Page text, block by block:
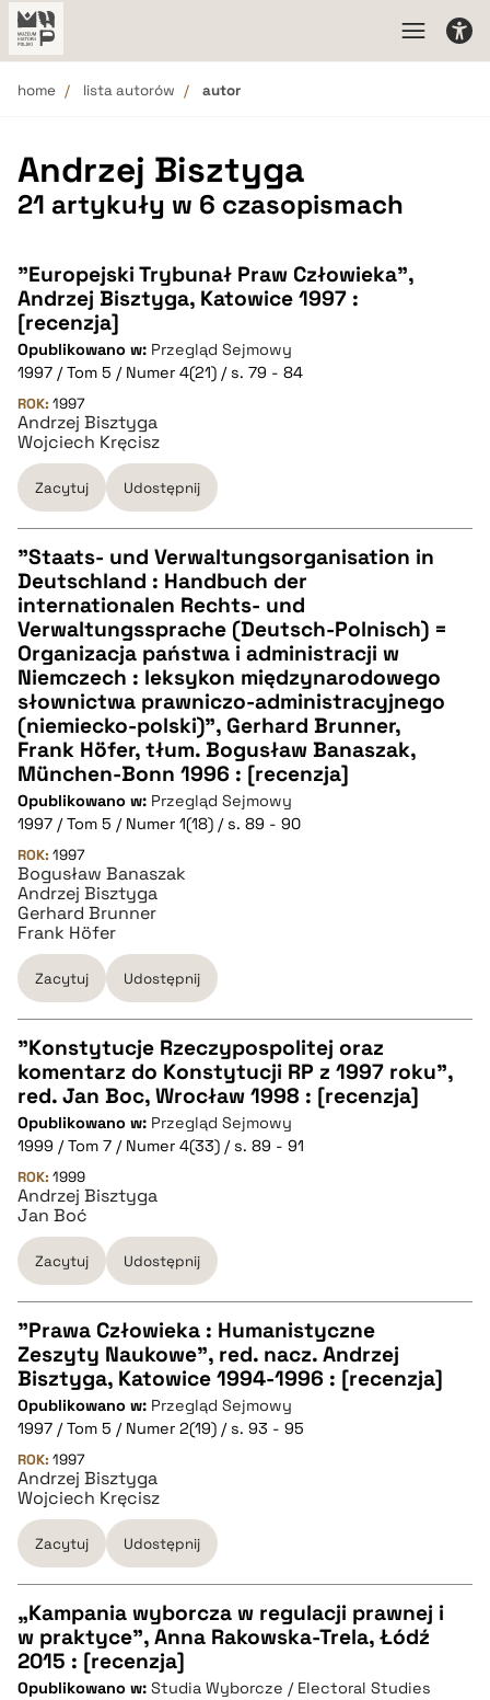
home lista autorów autor
Andrzej Bisztyga
21 artykuły w 6 czasopismach
"Europejski Trybunał Praw Człowieka",
Andrzej Bisztyga, Katowice 1997 :
[recenzja]
Opublikowano w: Przegląd Sejmowy
1997 / Tom 5 / Numer 4(21) / s. 79 - 84
ROK: 1997
Andrzej Bisztyga
Wojciech Kręcisz
Zacytuj Udostępnij
CZYSTY TEKST
pobierz cytat
BIBTEX
pobierz cytat
"Staats- und Verwaltungsorganisation in
Deutschland : Handbuch der
internationalen Rechts- und
Verwaltungssprache (Deutsch-Polnisch) =
Organizacja państwa i administracji w
Niemczech : leksykon międzynarodowego
słownictwa prawniczo-administracyjnego
(niemiecko-polski)", Gerhard Brunner,
Frank Höfer, tłum. Bogusław Banaszak,
München-Bonn 1996 : [recenzja]
Opublikowano w: Przegląd Sejmowy
1997 / Tom 5 / Numer 1(18) / s. 89 - 90
ROK: 1997
Bogusław Banaszak
Andrzej Bisztyga
Gerhard Brunner
Frank Höfer
Zacytuj Udostępnij
CZYSTY TEKST
pobierz cytat
BIBTEX
pobierz cytat
"Konstytucje Rzeczypospolitej oraz
komentarz do Konstytucji RP z 1997 roku",
red. Jan Boc, Wrocław 1998 : [recenzja]
Opublikowano w: Przegląd Sejmowy
1999 / Tom 7 / Numer 4(33) / s. 89 - 91
ROK: 1999
Andrzej Bisztyga
Jan Boć
Zacytuj Udostępnij
CZYSTY TEKST
pobierz cytat
BIBTEX
pobierz cytat
"Prawa Człowieka : Humanistyczne
Zeszyty Naukowe", red. nacz. Andrzej
Bisztyga, Katowice 1994-1996 : [recenzja]
Opublikowano w: Przegląd Sejmowy
1997 / Tom 5 / Numer 2(19) / s. 93 - 95
ROK: 1997
Andrzej Bisztyga
Wojciech Kręcisz
Zacytuj Udostępnij
CZYSTY TEKST
„Kampania wyborcza w regulacji prawnej i
w praktyce”, Anna Rakowska-Trela, Łódź
2015 : [recenzja]
Opublikowano w: Studia Wyborcze / Electoral Studies